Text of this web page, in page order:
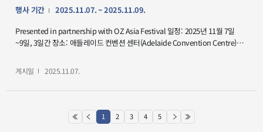
행사 기간
2025.11.07. ~ 2025.11.09.
Presented in partnership with OZ Asia Festival 일정: 2025년 11월 7일
~9일, 3일간 장소: 애들레이드 컨벤션 센터(Adelaide Convention Centre)
대표 웹툰 아티스트 주동근 작가가 함께 합니다. – 11월 7일(금) 오후 4시 30분 –
오프닝 나이트 갈라 페스티벌에 참여하는 모든 작가와 아티스트를 만날 수
있는 공식 오프닝 행사가 진행됩니다. – 11월 9일(일) 오전 11시 – A Brave New
프로그램에 참여하세요. – 11월 9일(일) 오후 3시 30분 – Drawn to Life 주동근
작가와 퀴니 찬 작가가 함께하는 라이브 드로잉 워크숍이 진행됩니다. 창작의
게시일 2025.11.07.
처음 이전 현재페이지
1 2 3 4 5 다음 마지막